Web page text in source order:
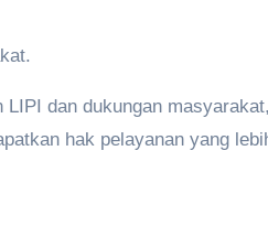
dan dukungan
hak pelayanan yang